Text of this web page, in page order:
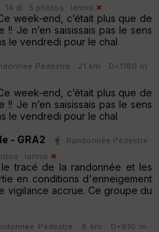
14 dl · 5 photos · Iannis
week-end, c’était plus que de
!! Je n’en saisissais pas le sens
le vendredi pour le chal
Pédestre · 21 km · D+1160 m ·
week-end, c’était plus que de
!! Je n’en saisissais pas le sens
le vendredi pour le chal
- GRA2
Randonnée Pédestre ·
· Iannis
tracé de la randonnée et les
en conditions d'enneigement
vigilance accrue. Ce groupe du
Pédestre · 8 km · D+910 m ·